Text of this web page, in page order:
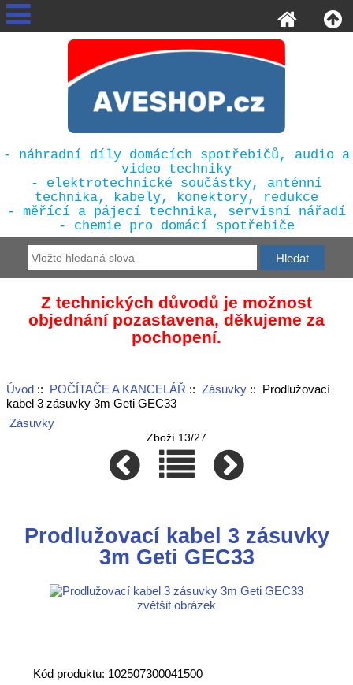
- náhradní díly domácích spotřebičů, audio a
video techniky
- elektrotechnické součástky, anténní
technika, kabely, konektory, redukce
- měřící a pájecí technika, servisní nářadí
- chemie pro domácí spotřebiče
Z technických důvodů je možnost
objednání pozastavena, děkujeme za
pochopení.
Úvod:: POČÍTAČE A KANCELÁŘ :: Zásuvky:: Prodlužovací
kabel 3 zásuvky 3m Geti GEC33
Zásuvky
Zboží 13/27
Prodlužovací kabel 3 zásuvky
3m Geti GEC33
zvětšit obrázek
Kód produktu: 102507300041500